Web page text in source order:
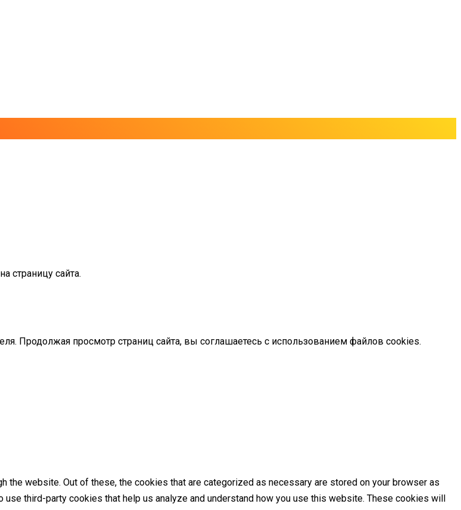
страницу сайта.
Продолжая просмотр страниц сайта, вы соглашаетесь с использованием файлов cookies.
website. Out of these, the cookies that are categorized as necessary are stored on your browser as
third-party cookies that help us analyze and understand how you use this website. These cookies will